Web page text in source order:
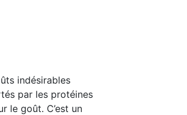
indésirables
par les protéines
le goût. C’est un